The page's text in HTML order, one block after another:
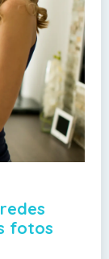
fotos